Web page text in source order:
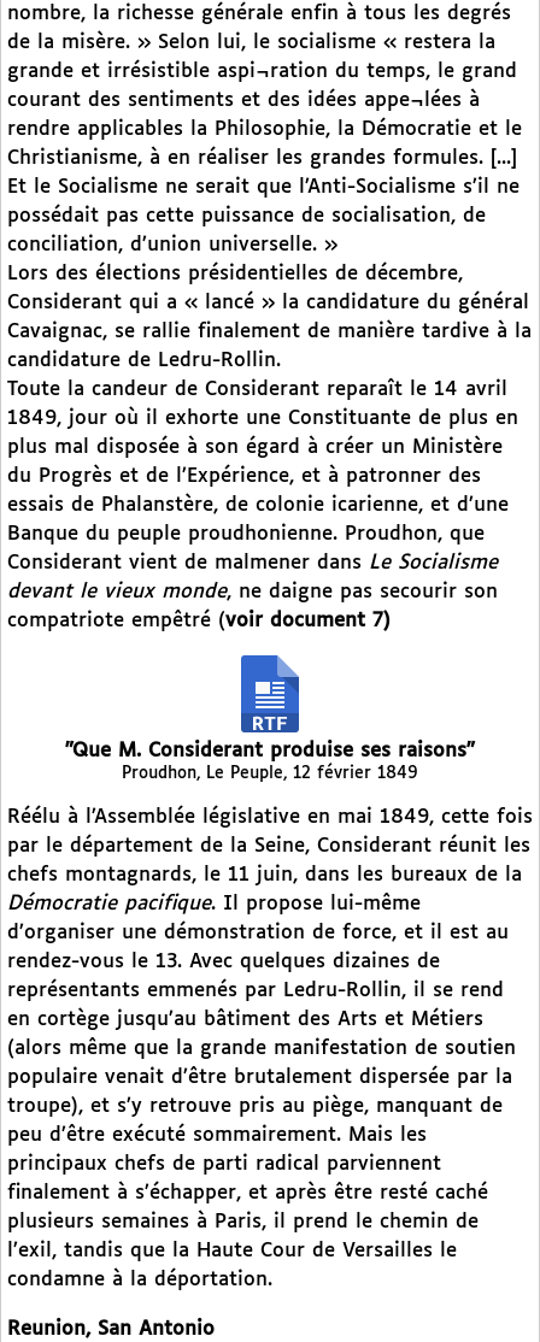
nombre, la richesse générale enfin à tous les degrés
de la misère. » Selon lui, le socialisme « restera la
grande et irrésistible aspi¬ration du temps, le grand
courant des sentiments et des idées appe¬lées à
rendre applicables la Philosophie, la Démocratie et le
Christianisme, à en réaliser les grandes formules. [...]
Et le Socialisme ne serait que l’Anti-Socialisme s’il ne
possédait pas cette puissance de socialisation, de
conciliation, d’union universelle. »
Lors des élections présidentielles de décembre,
Considerant qui a « lancé » la candidature du général
Cavaignac, se rallie finalement de manière tardive à la
candidature de Ledru-Rollin.
Toute la candeur de Considerant reparaît le 14 avril
1849, jour où il exhorte une Constituante de plus en
plus mal disposée à son égard à créer un Ministère
du Progrès et de l’Expérience, et à patronner des
essais de Phalanstère, de colonie icarienne, et d’une
Banque du peuple proudhonienne. Proudhon, que
Considerant vient de malmener dans Le Socialisme
devant le vieux monde, ne daigne pas secourir son
compatriote empêtré (voir document 7)
"Que M. Considerant produise ses raisons"
Proudhon, Le Peuple, 12 février 1849
Réélu à l’Assemblée législative en mai 1849, cette fois
par le département de la Seine, Considerant réunit les
chefs montagnards, le 11 juin, dans les bureaux de la
Démocratie pacifique. Il propose lui-même
d’organiser une démonstration de force, et il est au
rendez-vous le 13. Avec quelques dizaines de
représentants emmenés par Ledru-Rollin, il se rend
en cortège jusqu’au bâtiment des Arts et Métiers
(alors même que la grande manifestation de soutien
populaire venait d’être brutalement dispersée par la
troupe), et s’y retrouve pris au piège, manquant de
peu d’être exécuté sommairement. Mais les
principaux chefs de parti radical parviennent
finalement à s’échapper, et après être resté caché
plusieurs semaines à Paris, il prend le chemin de
l’exil, tandis que la Haute Cour de Versailles le
condamne à la déportation.
Reunion, San Antonio